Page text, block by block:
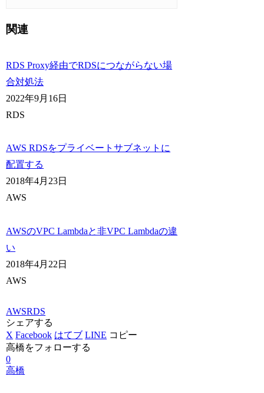
関連
RDS Proxy経由でRDSにつながらない場
合対処法
2022年9月16日
RDS
AWS RDSをプライベートサブネットに
配置する
2018年4月23日
AWS
AWSのVPC Lambdaと非VPC Lambdaの違
い
2018年4月22日
AWS
AWSRDS
シェアする
X Facebook はてブ LINE コピー
高橋をフォローする
0
高橋